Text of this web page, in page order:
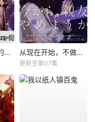
如果不良激战区的四天王转生成了偶像团体？ 从现在开始，不做朋友了吧。
更新至第07集